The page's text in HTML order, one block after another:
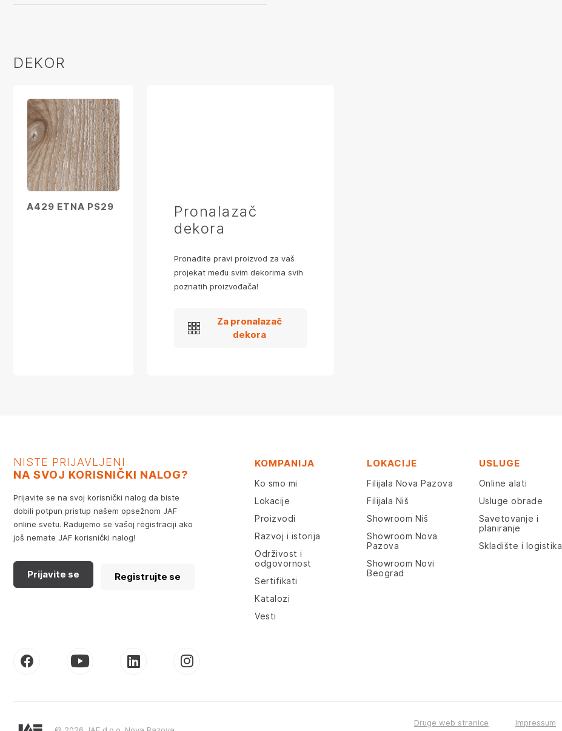
DEKOR
A429 ETNA PS29
Pronalazač
dekora
Pronađite pravi proizvod za vaš
projekat među svim dekorima svih
poznatih proizvođača!
Za pronalazač
dekora
NISTE PRIJAVLJENI
NA SVOJ KORISNIČKI NALOG?
Prijavite se na svoj korisnički nalog da biste
dobili potpun pristup našem opsežnom JAF
online svetu. Radujemo se vašoj registraciji ako
još nemate JAF korisnički nalog!
Prijavite se Registrujte se
KOMPANIJA
Ko smo mi
Lokacije
Proizvodi
Razvoj i istorija
Održivost i
odgovornost
Sertifikati
Katalozi
Vesti
LOKACIJE
Filijala Nova Pazova
Filijala Niš
Showroom Niš
Showroom Nova
Pazova
Showroom Novi
Beograd
USLUGE
Online alati
Usluge obrade
Savetovanje i
planiranje
Skladište i logistika
Druge web stranice Impressum